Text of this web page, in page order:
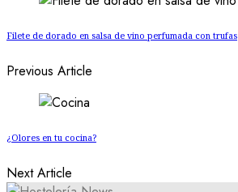
Filete de dorado en salsa de vino perfumada con trufas
Previous Article
¿Olores en tu cocina?
Next Article